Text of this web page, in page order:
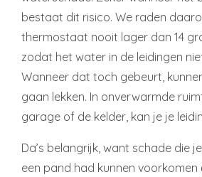
bestaat dit risico. We raden
thermostaat nooit lager dan 14
zodat het water in de leidingen
Wanneer dat toch gebeurt,
gaan lekken. In onverwarmde
garage of de kelder, kan je je
Da’s belangrijk, want schade die
een pand had kunnen